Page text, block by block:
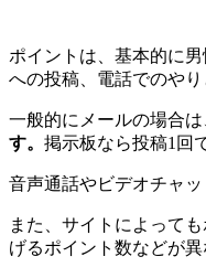
ポイントは、基本的に
への投稿、電話でのやり
一般的にメールの場合は
す。 掲示板なら投稿1回
音声通話やビデオチャ
また、サイトによって
げるポイント数などが異